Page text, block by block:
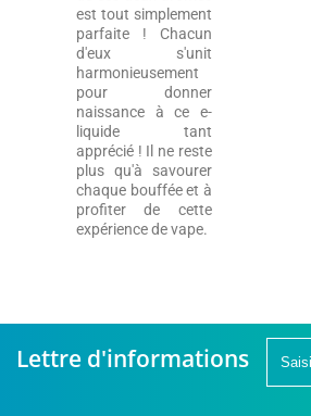
est tout simplement
parfaite ! Chacun
d'eux s'unit
harmonieusement
pour donner
naissance à ce e-
liquide tant
apprécié ! Il ne reste
plus qu'à savourer
chaque bouffée et à
profiter de cette
expérience de vape.
Lettre d'informations